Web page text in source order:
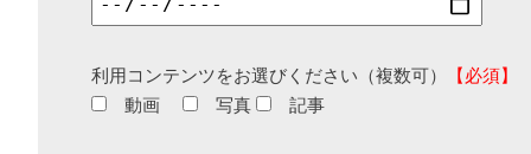
利用コンテンツをお選びください（複数可）
【必須】
動画
写真 記事